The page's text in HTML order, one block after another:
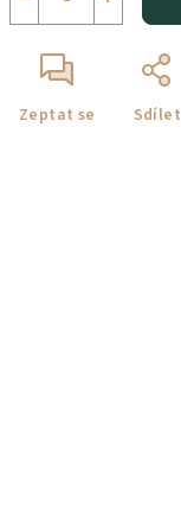
Zeptat se Sdílet